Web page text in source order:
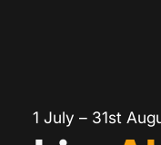
1 July – 31st